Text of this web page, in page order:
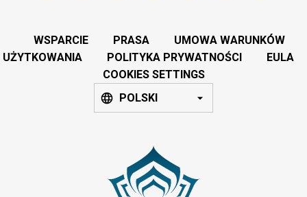
WSPARCIE PRASA
UMOWA WARUNKÓW
UŻYTKOWANIA
POLITYKA PRYWATNOŚCI
EULA
COOKIES SETTINGS
POLSKI